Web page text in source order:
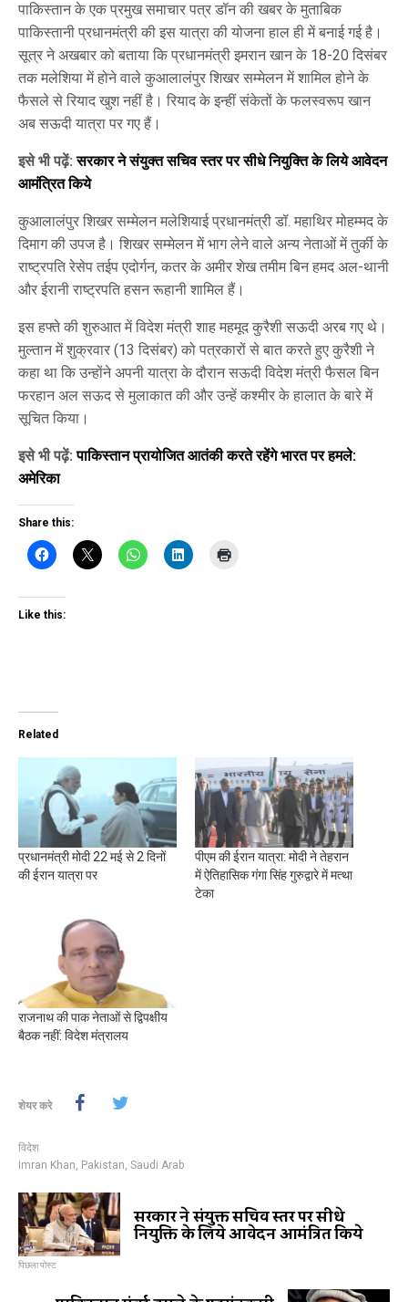
पाकिस्तान के एक प्रमुख समाचार पत्र डॉन की खबर के मुताबिक
पाकिस्तानी प्रधानमंत्री की इस यात्रा की योजना हाल ही में बनाई गई है।
सूत्र ने अखबार को बताया कि प्रधानमंत्री इमरान खान के 18-20 दिसंबर
तक मलेशिया में होने वाले कुआलालंपुर शिखर सम्मेलन में शामिल होने के
फैसले से रियाद खुश नहीं है। रियाद के इन्हीं संकेतों के फलस्वरूप खान
अब सऊदी यात्रा पर गए हैं।
इसे भी पढ़ें:सरकार ने संयुक्त सचिव स्तर पर सीधे नियुक्ति के लिये आवेदन
आमंत्रित किये
कुआलालंपुर शिखर सम्मेलन मलेशियाई प्रधानमंत्री डॉ. महाथिर मोहम्मद के
दिमाग की उपज है। शिखर सम्मेलन में भाग लेने वाले अन्य नेताओं में तुर्की के
राष्ट्रपति रेसेप तईप एदोर्गन, कतर के अमीर शेख तमीम बिन हमद अल-थानी
और ईरानी राष्ट्रपति हसन रूहानी शामिल हैं।
इस हफ्ते की शुरुआत में विदेश मंत्री शाह महमूद कुरैशी सऊदी अरब गए थे।
मुल्तान में शुक्रवार (13 दिसंबर) को पत्रकारों से बात करते हुए कुरैशी ने
कहा था कि उन्होंने अपनी यात्रा के दौरान सऊदी विदेश मंत्री फैसल बिन
फरहान अल सऊद से मुलाकात की और उन्हें कश्मीर के हालात के बारे में
सूचित किया।
इसे भी पढ़ें: पाकिस्तान प्रायोजित आतंकी करते रहेंगे भारत पर हमले:
अमेरिका
Share this:
Like this:
Related
प्रधानमंत्री मोदी 22 मई से 2 दिनों
की ईरान यात्रा पर
पीएम की ईरान यात्रा: मोदी ने तेहरान
में ऐतिहासिक गंगा सिंह गुरुद्वारे में मत्था
टेका
राजनाथ की पाक नेताओं से द्विपक्षीय
बैठक नहीं: विदेश मंत्रालय
शेयर करे
विदेश
Imran Khan, Pakistan, Saudi Arab
सरकार ने संयुक्त सचिव स्तर पर सीधे
नियुक्ति के लिये आवेदन आमंत्रित किये
पिछला पोस्ट